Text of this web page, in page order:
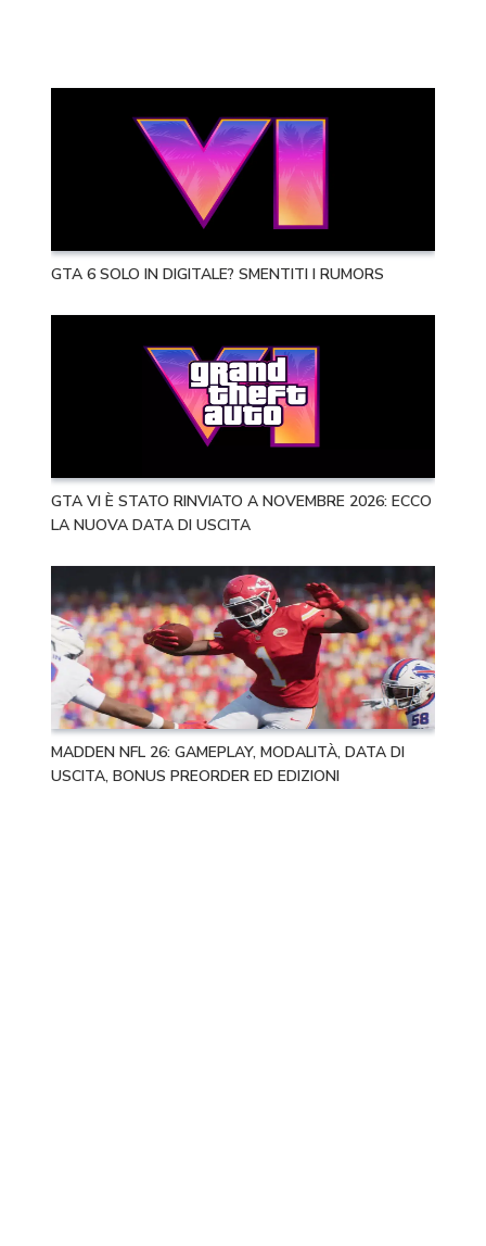
GTA 6 SOLO IN DIGITALE? SMENTITI I RUMORS
GTA VI È STATO RINVIATO A NOVEMBRE 2026: ECCO
LA NUOVA DATA DI USCITA
MADDEN NFL 26: GAMEPLAY, MODALITÀ, DATA DI
USCITA, BONUS PREORDER ED EDIZIONI